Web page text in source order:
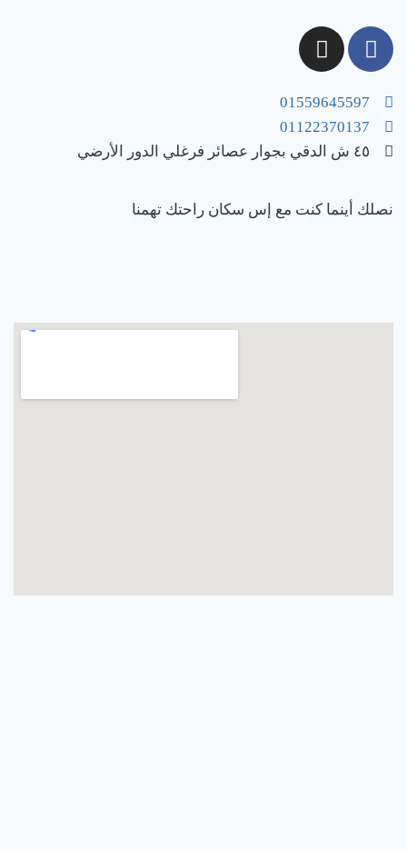
01559645597
01122370137
٤٥ ش الدقي بجوار عصائر فرغلي الدور الأرضي
نصلك أينما كنت مع إس سكان راحتك تهمنا